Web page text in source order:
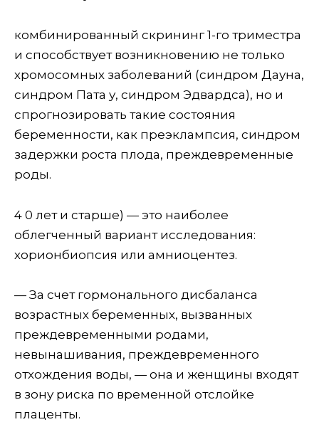
комбинированный скрининг 1-го триместра
и способствует возникновению не только
хромосомных заболеваний (синдром Дауна,
синдром Пата у, синдром Эдвардса), но и
спрогнозировать такие состояния
беременности, как преэклампсия, синдром
задержки роста плода, преждевременные
роды.
4 0 лет и старше) — это наиболее
облегченный вариант исследования:
хорионбиопсия или амниоцентез.
— За счет гормонального дисбаланса
возрастных беременных, вызванных
преждевременными родами,
невынашивания, преждевременного
отхождения воды, — она и женщины входят
в зону риска по временной отслойке
плаценты.